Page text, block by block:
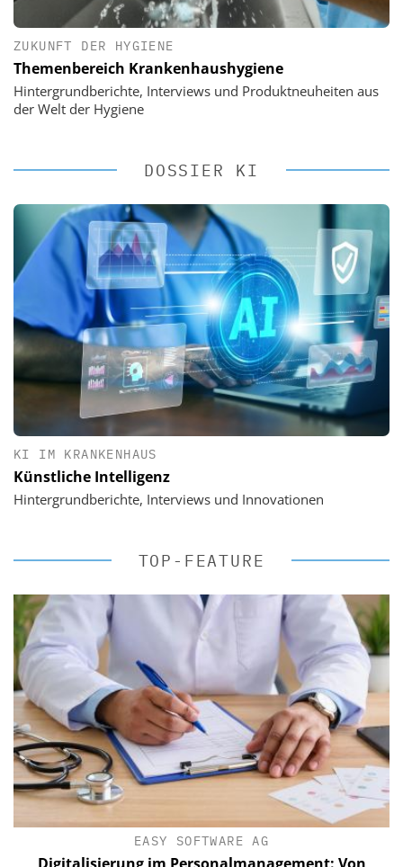
ZUKUNFT DER HYGIENE
Themenbereich Krankenhaushygiene
Hintergrundberichte, Interviews und Produktneuheiten aus
der Welt der Hygiene
DOSSIER KI
KI IM KRANKENHAUS
Künstliche Intelligenz
Hintergrundberichte, Interviews und Innovationen
TOP-FEATURE
EASY SOFTWARE AG
Digitalisierung im Personalmanagement: Von